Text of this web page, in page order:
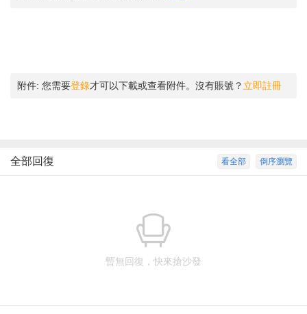
附件: 您需要登錄才可以下載或查看附件。沒有賬號？ 立即註冊
倒序瀏覽
看全部
全部回復
暫無回復，快來搶沙發